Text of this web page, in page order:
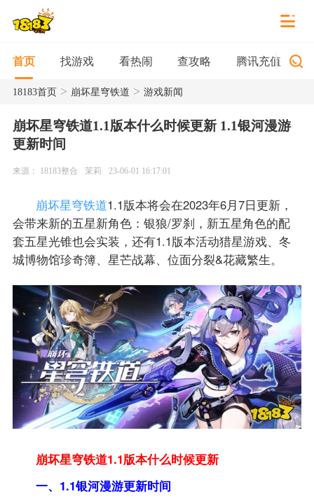
首页 找游戏 看热闹 查攻略 腾讯充值
18183首页> 崩坏星穹铁道 > 游戏新闻
崩坏星穹铁道1.1版本什么时候更新 1.1银河漫游
更新时间
来源： 18183整合 茉莉 23-06-01 16:17:01
崩坏星穹铁道1.1版本将会在2023年6月7日更新，
会带来新的五星新角色：银狼/罗刹，新五星角色的配
套五星光锥也会实装，还有1.1版本活动猎星游戏、冬
城博物馆珍奇簿、星芒战幕、位面分裂&花藏繁生。
崩坏星穹铁道1.1版本什么时候更新
一、1.1银河漫游更新时间